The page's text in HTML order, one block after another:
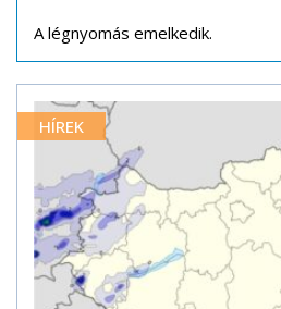
A légnyomás emelkedik.
HÍREK